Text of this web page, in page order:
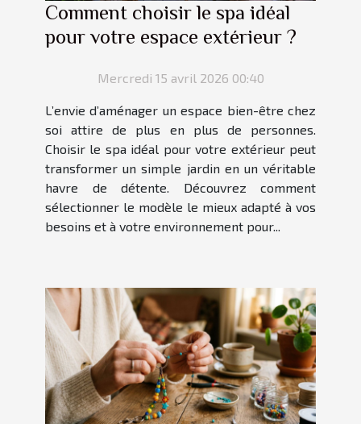
Comment choisir le spa idéal
pour votre espace extérieur ?
Mercredi 15 avril 2026 00:40
L’envie d’aménager un espace bien-être chez
soi attire de plus en plus de personnes.
Choisir le spa idéal pour votre extérieur peut
transformer un simple jardin en un véritable
havre de détente. Découvrez comment
sélectionner le modèle le mieux adapté à vos
besoins et à votre environnement pour...